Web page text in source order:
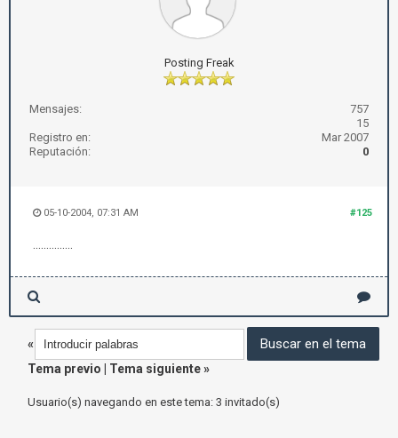
Posting Freak
Mensajes:
757
15
Registro en:
Mar 2007
Reputación:
0
#125
05-10-2004, 07:31 AM
«
Tema previo
Tema siguiente»
Usuario(s) navegando en este tema: 3 invitado(s)